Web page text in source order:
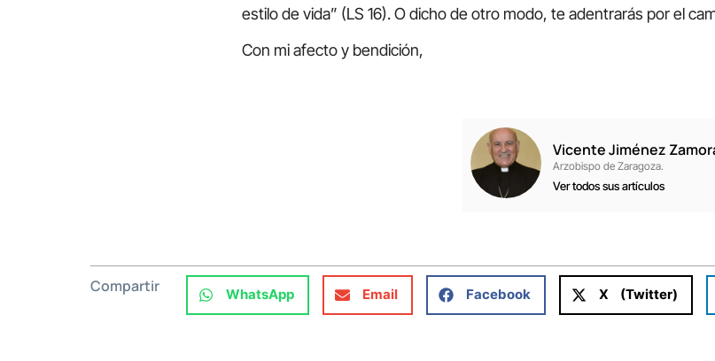
estilo de vida” (LS 16). O dicho de otro modo, te adentrarás por el
Con mi afecto y bendición,
Vicente Jiménez
Arzobispo de Zaragoza.
Ver todos sus artículos
Compartir WhatsApp Email Facebook X (Twitter)